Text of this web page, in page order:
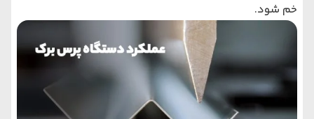
خم شود.